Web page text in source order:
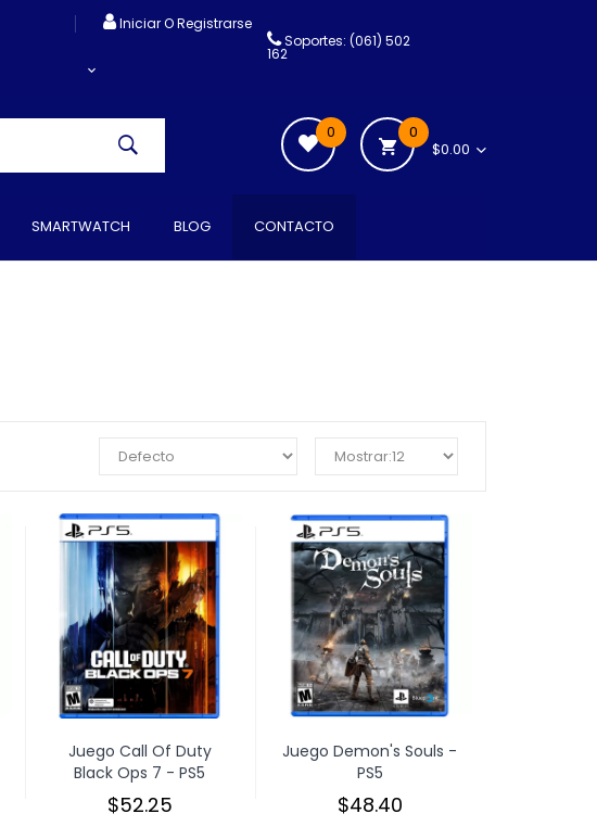
Iniciar O Registrarse
Soportes: (061) 502
162
0
$0.00
0
SMARTWATCH BLOG CONTACTO
Juego Call Of Duty
Black Ops 7 - PS5
$52.25
Juego Demon's Souls -
PS5
$48.40